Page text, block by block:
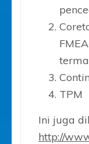
TPM
Ini juga
http://